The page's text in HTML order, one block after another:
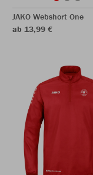
JAKO Webshort One
ab 13,99 €